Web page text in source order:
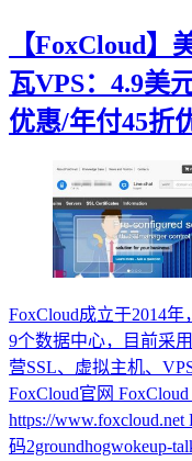
【FoxСloud】
瓦VPS：4.9美
优惠/年付45折
FoxСloud成立于2014
9个数据中心，目前采
营SSL、虚拟主机、
FoxСloud官网
https://
码